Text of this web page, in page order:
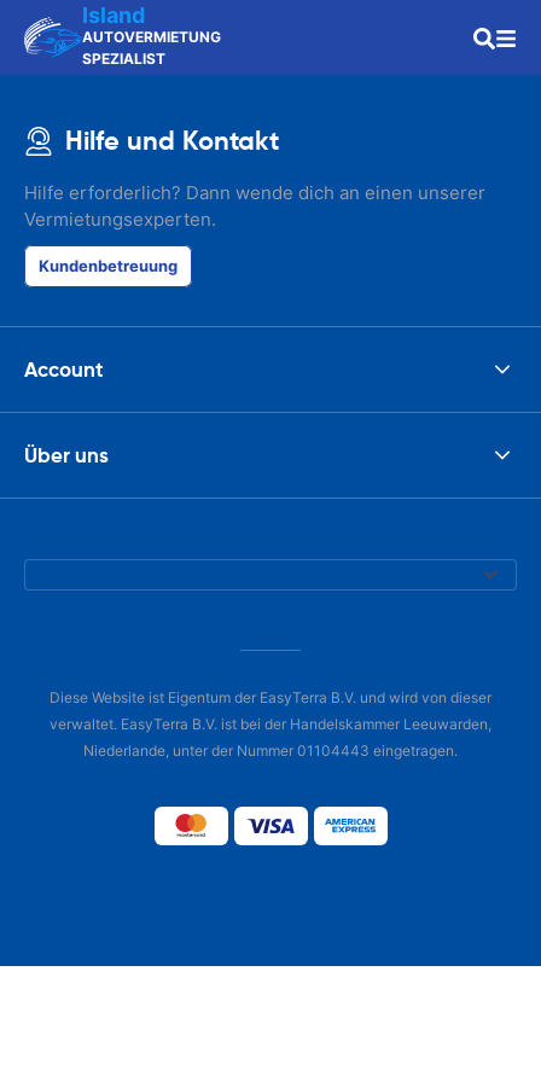
Island
AUTOVERMIETUNG
SPEZIALIST
Hilfe und Kontakt
Hilfe erforderlich? Dann wende dich an einen unserer
Vermietungsexperten.
Kundenbetreuung
Account
Über uns
Diese Website ist Eigentum der EasyTerra B.V. und wird von dieser
verwaltet. EasyTerra B.V. ist bei der Handelskammer Leeuwarden,
Niederlande, unter der Nummer 01104443 eingetragen.